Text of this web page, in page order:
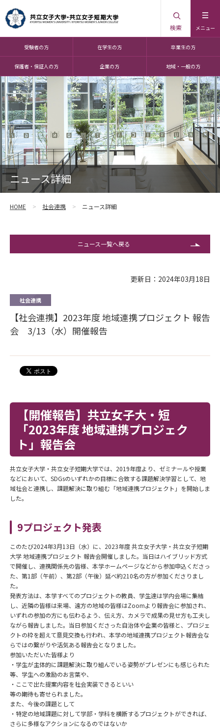
メニュー
検索
受験者の方 在学生の方 卒業生の方
保護者・保証人の方 企業の方 地域・一般の方
ニュース詳細
HOME 社会連携 ニュース詳細
ニュース一覧へ戻る
更新日：2024年03月18日
社会連携
【社会連携】2023年度 地域連携プロジェクト 報告
会 3/13（水）開催報告
【開催報告】共立女子大・短
「2023年度 地域連携プロジェク
ト」報告会
共立女子大学・共立女子短期大学では、2019年度より、ゼミナールや授業
などにおいて、SDGsのいずれかの目標に合致する課題解決学習として、地
域社会と連携し、課題解決に取り組む「地域連携プロジェクト」を開始しま
した。
9プロジェクト発表
このたび2024年3月13日（水）に、2023年度 共立女子大学・共立女子短期
大学 地域連携プロジェクト 報告会開催しました。当日はハイブリッド方式
で開催し、連携関係先の皆様、本学ホームページなどから参加申込くださっ
た、第1部（午前）、第2部（午後）延べ約210名の方が参加くださりまし
た。
発表方法は、本学すべてのプロジェクトの教員、学生達は学内会場に集結
し、近隣の皆様は来場、遠方の地域の皆様はZoomより報告会に参加され、
いずれの参加の方にも伝わるよう、伝え方、カメラで成果の見せ方も工夫し
ながら報告しました。当日参加くださった自治体や企業の皆様と、プロジェ
クトの枠を超えて意見交換も行われ、本学の地域連携プロジェクト報告会な
らではの繋がりや活気ある報告会となりました。
参加いただいた皆様より
・学生が主体的に課題解決に取り組んでいる姿勢がプレゼンにも感じられた
等、学生への激励のお言葉や、
・ここで出た提案内容を社会実装できるといい
等の期待も寄せられました。
また、今後の課題として
・特定の地域課題に対して学部・学科を横断するプロジェクトができれば、
さらに多様なアクションになるのではないか